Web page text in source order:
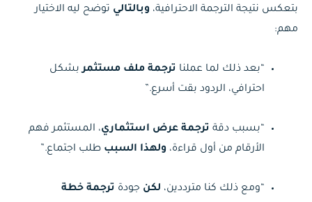
بتعكس نتيجة الترجمة الاحترافية، وبالتالي توضح ليه الاختيار
مهم:
“بعد ذلك لما عملنا ترجمة ملف مستثمربشكل
احترافي، الردود بقت أسرع.”
“بسبب دقة ترجمة عرض استثماري، المستثمر فهم
الأرقام من أول قراءة، ولهذا السبب طلب اجتماع.”
“ومع ذلك كنا مترددين، لكن جودة ترجمة خطة